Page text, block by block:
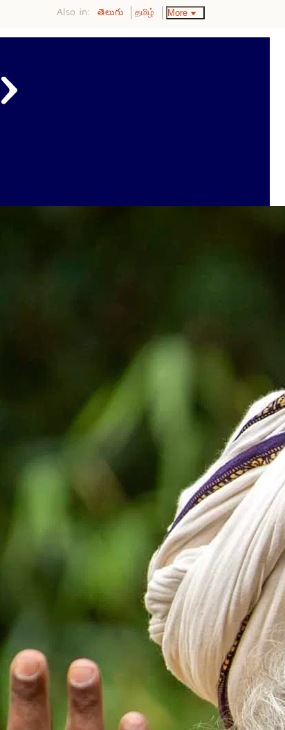
Also in: తెలుగు தமிழ் More